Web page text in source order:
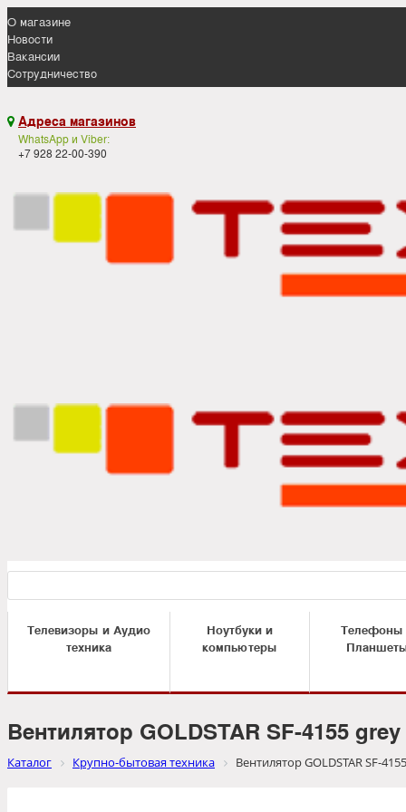
О магазине
Новости
Вакансии
Сотрудничество
 Адреса магазинов
WhatsApp и Viber:
+7 928 22-00-390
Телевизоры и Аудио
техника
Ноутбуки и
компьютеры
Телефоны
Вентилятор GOLDSTAR SF-4155 grey
Каталог Крупно-бытовая техника Вентилятор GOLDSTAR SF-